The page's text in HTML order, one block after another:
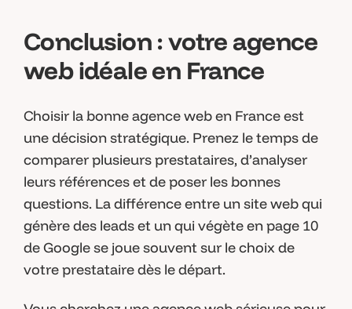
Conclusion : votre agence
web idéale en France
Choisir la bonne agence web en France est
une décision stratégique. Prenez le temps de
comparer plusieurs prestataires, d’analyser
leurs références et de poser les bonnes
questions. La différence entre un site web qui
génère des leads et un qui végète en page 10
de Google se joue souvent sur le choix de
votre prestataire dès le départ.